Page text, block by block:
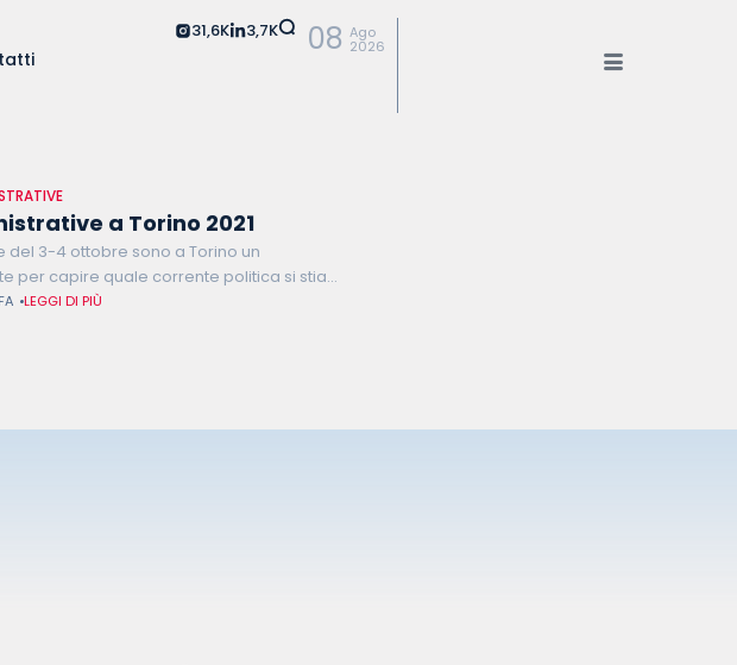
31,6K 3,7K 08 Ago
2026
a Torino 2021
del 3-4 ottobre sono a Torino un
per capire quale corrente politica si stia
una regione dove nelle ultime tornate elettorali
LEGGI DI PIÙ